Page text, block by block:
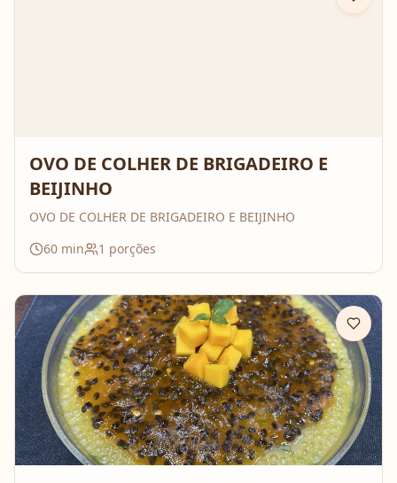
OVO DE COLHER DE BRIGADEIRO E
BEIJINHO
OVO DE COLHER DE BRIGADEIRO E BEIJINHO
60 min 1 porções